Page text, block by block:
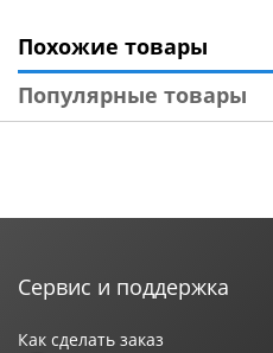
Похожие товары
Популярные товары
Сервис и поддержка
Как сделать заказ